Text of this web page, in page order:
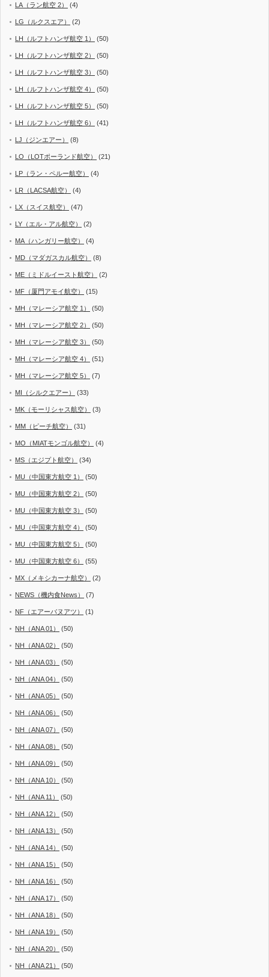
LA（ラン航空 2） (4)
LG（ルクスエア） (2)
LH（ルフトハンザ航空 1） (50)
LH（ルフトハンザ航空 2） (50)
LH（ルフトハンザ航空 3） (50)
LH（ルフトハンザ航空 4） (50)
LH（ルフトハンザ航空 5） (50)
LH（ルフトハンザ航空 6） (41)
LJ（ジンエアー） (8)
LO（LOTポーランド航空） (21)
LP（ラン・ペルー航空） (4)
LR（LACSA航空） (4)
LX（スイス航空） (47)
LY（エル・アル航空） (2)
MA（ハンガリー航空） (4)
MD（マダガスカル航空） (8)
ME（ミドルイースト航空） (2)
MF（厦門アモイ航空） (15)
MH（マレーシア航空 1） (50)
MH（マレーシア航空 2） (50)
MH（マレーシア航空 3） (50)
MH（マレーシア航空 4） (51)
MH（マレーシア航空 5） (7)
MI（シルクエアー） (33)
MK（モーリシャス航空） (3)
MM（ピーチ航空） (31)
MO（MIATモンゴル航空） (4)
MS（エジプト航空） (34)
MU（中国東方航空 1） (50)
MU（中国東方航空 2） (50)
MU（中国東方航空 3） (50)
MU（中国東方航空 4） (50)
MU（中国東方航空 5） (50)
MU（中国東方航空 6） (55)
MX（メキシカーナ航空） (2)
NEWS（機内食News） (7)
NF（エアーバヌアツ） (1)
NH（ANA 01） (50)
NH（ANA 02） (50)
NH（ANA 03） (50)
NH（ANA 04） (50)
NH（ANA 05） (50)
NH（ANA 06） (50)
NH（ANA 07） (50)
NH（ANA 08） (50)
NH（ANA 09） (50)
NH（ANA 10） (50)
NH（ANA 11） (50)
NH（ANA 12） (50)
NH（ANA 13） (50)
NH（ANA 14） (50)
NH（ANA 15） (50)
NH（ANA 16） (50)
NH（ANA 17） (50)
NH（ANA 18） (50)
NH（ANA 19） (50)
NH（ANA 20） (50)
NH（ANA 21） (50)